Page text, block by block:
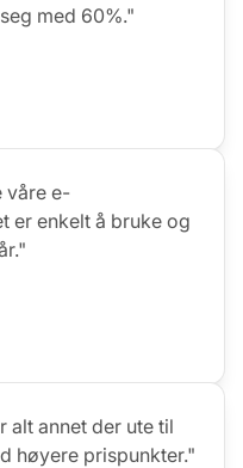
med 60%."
våre e-
er enkelt å bruke og
alt annet der ute til
høyere prispunkter."